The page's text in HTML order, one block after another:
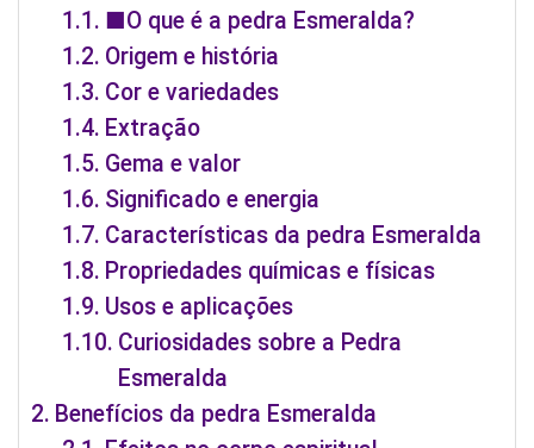
■O que é a pedra Esmeralda?
Origem e história
Cor e variedades
Extração
Gema e valor
Significado e energia
Características da pedra Esmeralda
Propriedades químicas e físicas
Usos e aplicações
Curiosidades sobre a Pedra
Esmeralda
Benefícios da pedra Esmeralda